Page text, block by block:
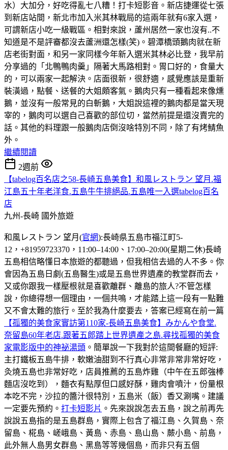
水）大加分，好吃得亂七八糟！打卡短影音。新店捷運從七張
到新店站間，新北市加入米其林戰局的這兩年就有6家入選，
可謂新店小吃一級戰區。相對來說，蘆州居然一家也沒有..不
知道是不是評審都沒去蘆洲還怎樣(笑)。碧潭橋頭鵝肉就在新
店老街對面，和另一家同樣今年新入選米其林必比登，我早前
分享過的「北鴨鴨肉羹」隔著大馬路相對。胃口好的，食量大
的，可以兩家一起解決。店面很新，很舒適，感覺應該是重新
裝潢過，點餐、送餐的大姐頗客氣。鵝肉只有一種看起來像燻
鵝，並沒有一般常見的白斬鵝，大姐說這裡的鵝肉都是當天現
宰的，鵝肉可以選自己喜歡的部位切，當然前提是還沒賣完的
話。其他的料理跟一般鵝肉店倒沒啥特別不同，除了有烤鯖魚
外。
繼續閱讀
2週前
【tabelog百名店之58-長崎五島美食】和風レストラン 望月.福
江島五十年老洋食.五島牛牛排絕品.五島唯一入選tabelog百名
店
九州-長崎 國外旅遊
和風レストラン 望月(官網):長崎県五島市福江町5-
12，+81959723370，11:00–14:00、17:00–20:00(星期二休)長崎
五島相信略懂日本旅遊的都聽過，但我相信去過的人不多。你
會因為五島日劇(五島醫生)或是五島世界遺產的教堂群而去，
又或你跟我一樣壓根就是喜歡離群、離島的旅人?不管怎樣
說，你總得想一個理由，一個共鳴，才能踏上這一段有一點難
又不會太難的旅行。至於我為什麼要去，答案已經寫在前一篇
【孤獨的美食家實訪第110家-長崎五島美食】みかんや食堂.
奈留島60年老店.跟著五郎踏上世界遺產之島.尋找孤獨的美食
家電影版中的神祕湯頭 。簡單說一下我對於這間餐廳的短評:
主打鐵板五島牛排，軟嫩油甜到不行真心非常非常非常好吃，
灸燒五島也非常好吃，店員推薦的五島炸雞（中午在五郎強棒
麵店沒吃到），麵衣有點厚但口感好酥，雞肉會噴汁，份量根
本吃不完，沙拉的醬汁很特別，五島米（飯）香又涮嘴。建議
一定要先預約。 打卡短影片 。先來說說怎去五島，說之前再先
說說五島指的是五島群島，實際上包含了福江島、久賀島、奈
留島、椛島、嵯峨島、黃島、赤島、島山島、蕨小島、前島，
此外無人島男女群島、黑島等等幾個島，而非只有五個